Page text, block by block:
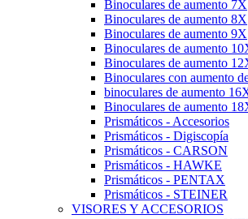
Binoculares de aumento 7X
Binoculares de aumento 8X
Binoculares de aumento 9X
Binoculares de aumento
Binoculares de aumento
Binoculares con aumento
binoculares de aumento
Binoculares de aumento
Prismáticos - Accesorios
Prismáticos - Digiscopía
Prismáticos - CARSON
Prismáticos - HAWKE
Prismáticos - PENTAX
Prismáticos - STEINER
VISORES Y ACCESORIOS